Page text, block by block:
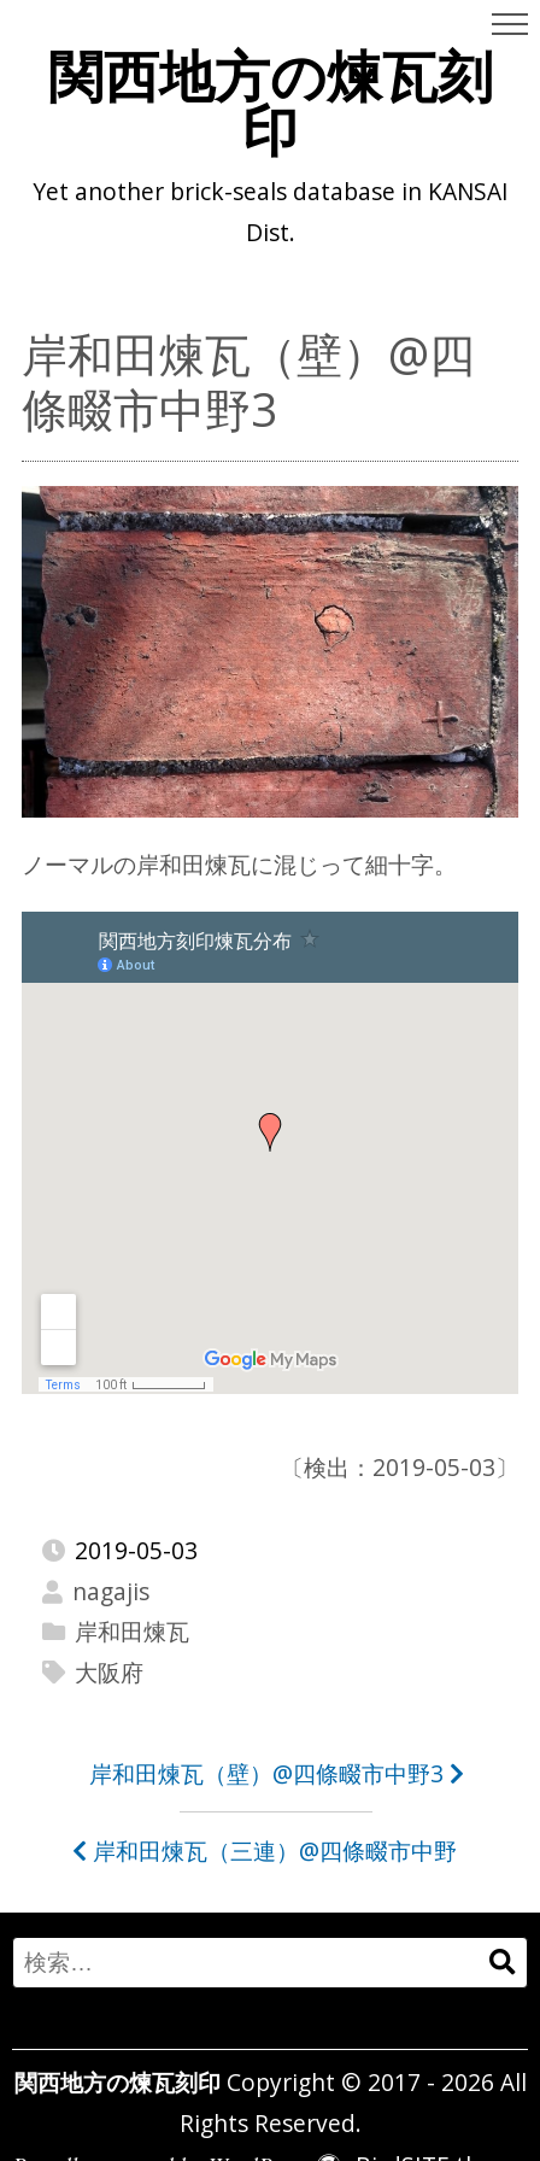
関西地方の煉瓦刻
印
Yet another brick-seals database in KANSAI
Dist.
岸和田煉瓦（壁）@四
條畷市中野3
ノーマルの岸和田煉瓦に混じって細十字。
〔検出：2019-05-03〕
2019-05-03
nagajis
岸和田煉瓦
大阪府
ビ
ゲ
ー
シ
ョ
岸和田煉瓦（壁）@四條畷市中野3
岸和田煉瓦（三連）@四條畷市中野
Search
for:
関西地方の煉瓦刻印 Copyright © 2017 - 2026 All
Rights Reserved.